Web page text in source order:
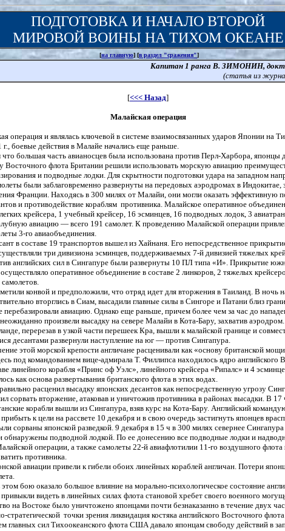
ПОДГОТОВКА И НАЧАЛО ВТОРОЙ
МИРОВОЙ ВОИНЫ НА ТИХОМ ОКЕАНЕ
[на главную] [в раздел "сражения"]
Капитан 1 ранга В. ЗИМОНИН,
(статья из
[<<< Назад]
Малайская операция
операция и являлась ключевой в системе взаимосвязанных ударов Японии на
г., боевые действия в Малайе начались еще раньше.
что большая часть авианосцев была использована против Перл-Харбора, японцы
Восточного флота Британии решили использовать морскую авиацию
и подводные лодки. Для скрытности подготовки удара на западном
были заблаговременно развернуты на передовых аэродромах в Индокитае,
Франции. Находясь в 300 милях от Малайи, они могли оказать эффективную
и противодействие кораблям противника. Малайское оперативное
крейсера, 1 учебный крейсер, 16 эсминцев, 16 подводных лодок, 3
авиацию — всего 191 самолет. К проведению Малайской операции
3-го авиаобъединения.
в составе 19 транспортов вышел из Хайнаня. Его непосредственное
три дивизиона эсминцев, поддерживаемых 7-й дивизией тяжелых
английских сил в Сингапуре были развернуты 10 ПЛ типа «И». Прикрытие
оперативное объединение в составе 2 линкоров, 2 тяжелых
конвой и предположили, что отряд идет для вторжения в Таиланд. В ночь
вторглись в Сиам, высадили главные силы в Сингоре и Патани близ
перебазировали авиацию. Однако еще раньше, причем более чем за час до
произвели высадку на севере Малайи в Кота-Бару, захватив
перерезав в узкой части перешеек Кра, вышли к малайской границе и
десантами развернули наступление на юг — против Сингапура.
этой морской крепости англичане расценивали как «основу британской
под командованием вице-адмирала Т. Филлипса находилось ядро английского
линейного корабля «Принс оф Уэлс», линейного крейсера «Рипалс» и 4
как основа развертывания британского флота в этих водах.
расценил высадку японских десантов как непосредственную угрозу
сорвать вторжение, атаковав и уничтожив противника в районах высадки. В 17
корабли вышли из Сингапура, взяв курс на Кота-Бару. Английский
к цели на рассвете 10 декабря и в свою очередь застигнуть японцев
сорваны японской разведкой. 9 декабря в 15 ч в 300 милях севернее Сингапура
обнаружены подводной лодкой. По ее донесению все подводные лодки и
операции, а также самолеты 22-й авиафлотилии 11-го воздушного флота
противника.
авиации привели к гибели обоих линейных кораблей англичан. Потери
бою оказало большое влияние на морально-психологическое состояние
видеть в линейных силах флота становой хребет своего военного
на Востоке было уничтожено японцами почти безнаказанно в течение двух
стратегической точки зрения ликвидация костяка английского Восточного флота
главных сил Тихоокеанского флота США давало японцам свободу действий в